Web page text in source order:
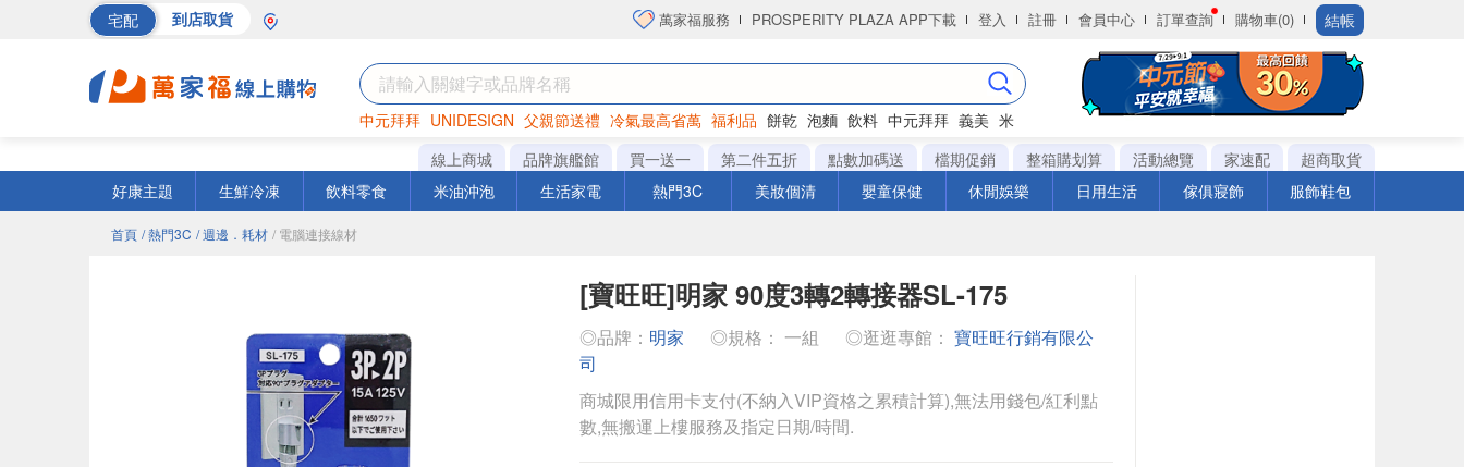
宅配 到店取貨 萬家福服務 PROSPERITY PLAZA APP下載 登入 註冊 會員中心 訂單查詢 購物車(0) 結帳
中元拜拜 UNIDESIGN 父親節送禮 冷氣最高省萬 福利品 餅乾 泡麵 飲料 中元拜拜 義美 米
罐頭 海苔 洋芋片
線上商城 品牌旗艦館 買一送一 第二件五折 點數加碼送 檔期促銷 整箱購划算 活動總覽 家速配
超商取貨
好康主題
生鮮冷凍 飲料零食 米油沖泡 生活家電 熱門3C 美妝個清 嬰童保健 休閒娛樂 日用生活 傢俱寢飾 服飾鞋包
首頁 / 熱門3C / 週邊．耗材 / 電腦連接線材
[寶旺旺]明家 90度3轉2轉接器SL-175
◎品牌： 明家 ◎規格： 一組 ◎逛逛專館： 寶旺旺行銷有限公
司
商城限用信用卡支付(不納入VIP資格之累積計算),無法用錢包/紅利點
數,無搬運上樓服務及指定日期/時間.